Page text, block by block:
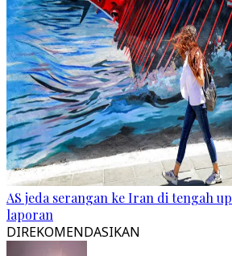
AS jeda serangan ke Iran di tengah
laporan
DIREKOMENDASIKAN